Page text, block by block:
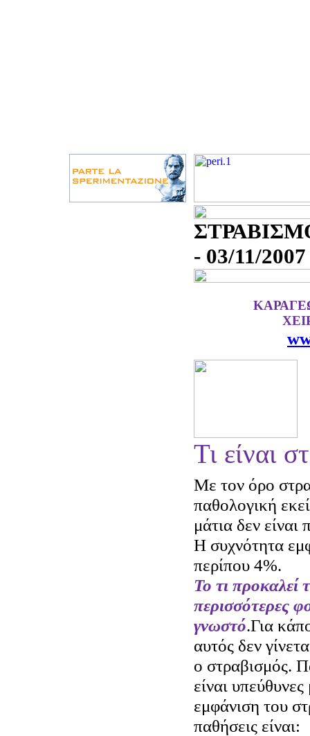
- 03/11/2007
Τι είναι
Με τον όρο
παθολογική
μάτια δεν
Η συχνότητα
περίπου 4%.
Το τι προκαλεί
περισσότερες
γνωστό.Για
αυτός δεν
ο στραβισμός.
είναι
εμφάνιση του
παθήσεις είναι: